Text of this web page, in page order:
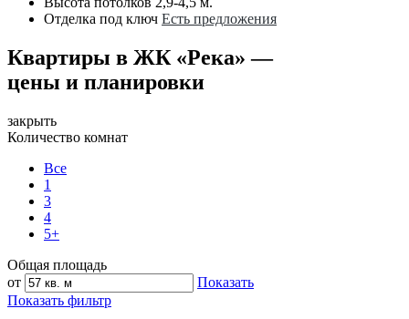
Отделка под ключ Есть предложения
Квартиры в ЖК «Река» —
цены и планировки
закрыть
Количество комнат
Все
1
3
4
5+
Общая площадь
от
Показать
Показать фильтр